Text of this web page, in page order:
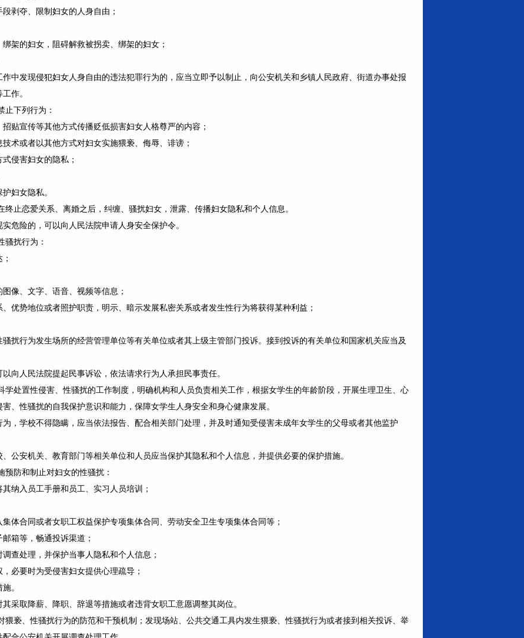
剥夺、限制妇女的人身自由；
架的妇女，阻碍解救被拐卖、绑架的妇女；
中发现侵犯妇女人身自由的违法犯罪行为的，应当立即予以制止，向公安机关和乡镇人民政府、街道办事处报
作。
止下列行为：
贴宣传等其他方式传播贬低损害妇女人格尊严的内容；
术或者以其他方式对妇女实施猥亵、侮辱、诽谤；
侵害妇女的隐私；
妇女隐私。
止恋爱关系、离婚之后，纠缠、骚扰妇女，泄露、传播妇女隐私和个人信息。
危险的，可以向人民法院申请人身安全保护令。
骚扰行为：
像、文字、语音、视频等信息；
、优势地位或者照护职责，明示、暗示发展私密关系或者发生性行为将获得某种利益；
扰行为发生场所的经营管理单位等有关单位或者其上级主管部门投诉。接到投诉的有关单位和国家机关应当及
向人民法院提起民事诉讼，依法请求行为人承担民事责任。
学处置性侵害、性骚扰的工作制度，明确机构和人员负责相关工作，根据女学生的年龄阶段，开展生理卫生、心
、性骚扰的自我保护意识和能力，保障女学生人身安全和身心健康发展。
，学校不得隐瞒，应当依法报告、配合相关部门处理，并及时通知受侵害未成年女学生的父母或者其他监护
公安机关、教育部门等相关单位和人员应当保护其隐私和个人信息，并提供必要的保护措施。
防和制止对妇女的性骚扰：
纳入员工手册和员工、实习人员培训；
集体合同或者女职工权益保护专项集体合同、劳动安全卫生专项集体合同等；
箱等，畅通投诉渠道；
查处理，并保护当事人隐私和个人信息；
必要时为受侵害妇女提供心理疏导；
。
采取降薪、降职、辞退等措施或者违背女职工意愿调整其岗位。
猥亵、性骚扰行为的防范和干预机制；发现场站、公共交通工具内发生猥亵、性骚扰行为或者接到相关投诉、举